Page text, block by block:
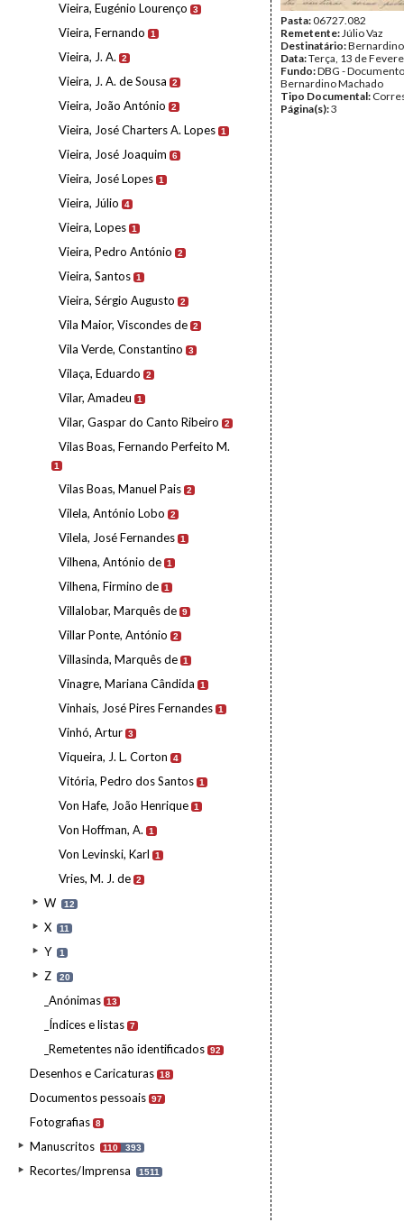
Vieira, Eugénio Lourenço 3
Vieira, Fernando 1
Vieira, J. A. 2
Vieira, J. A. de Sousa 2
Vieira, João António 2
Vieira, José Charters A. Lopes 1
Vieira, José Joaquim 6
Vieira, José Lopes 1
Vieira, Júlio 4
Vieira, Lopes 1
Vieira, Pedro António 2
Vieira, Santos 1
Vieira, Sérgio Augusto 2
Vila Maior, Viscondes de 2
Vila Verde, Constantino 3
Vilaça, Eduardo 2
Vilar, Amadeu 1
Vilar, Gaspar do Canto Ribeiro 2
Vilas Boas, Fernando Perfeito M.
1
Vilas Boas, Manuel Pais 2
Vilela, António Lobo 2
Vilela, José Fernandes 1
Vilhena, António de 1
Vilhena, Firmino de 1
Villalobar, Marquês de 9
Villar Ponte, António 2
Villasinda, Marquês de 1
Vinagre, Mariana Cândida 1
Vinhais, José Pires Fernandes 1
Vinhó, Artur 3
Viqueira, J. L. Corton 4
Vitória, Pedro dos Santos 1
Von Hafe, João Henrique 1
Von Hoffman, A. 1
Von Levinski, Karl 1
Vries, M. J. de 2
W 12
X 11
Y 1
Z 20
_Anónimas 13
_Índices e listas 7
_Remetentes não identificados 92
Desenhos e Caricaturas 18
Documentos pessoais 97
Fotografias 8
Manuscritos 110 393
Recortes/Imprensa 1511
Pasta:06727.082
Remetente:Júlio Vaz
Destinatário:
Data:Terça, 13 de
Fundo:DBG -
Bernardino Machado
Tipo Documental:
Página(s):3